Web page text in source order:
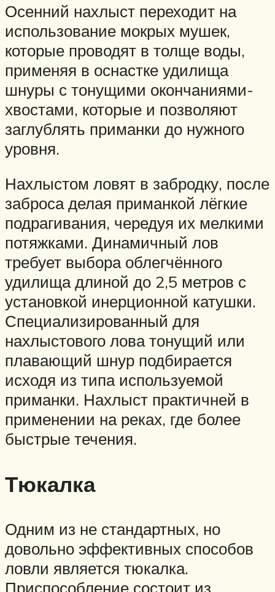
Осенний нахлыст переходит на
использование мокрых мушек,
которые проводят в толще воды,
применяя в оснастке удилища
шнуры с тонущими окончаниями-
хвостами, которые и позволяют
заглублять приманки до нужного
уровня.
Нахлыстом ловят в забродку, после
заброса делая приманкой лёгкие
подрагивания, чередуя их мелкими
потяжками. Динамичный лов
требует выбора облегчённого
удилища длиной до 2,5 метров с
установкой инерционной катушки.
Специализированный для
нахлыстового лова тонущий или
плавающий шнур подбирается
исходя из типа используемой
приманки. Нахлыст практичней в
применении на реках, где более
быстрые течения.
Тюкалка
Одним из не стандартных, но
довольно эффективных способов
ловли является тюкалка.
Приспособление состоит из